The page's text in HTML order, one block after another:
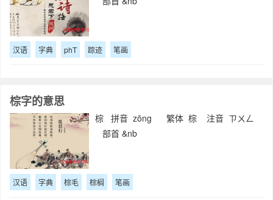
汉语 字典 phT 踪迹 笔画
棕字的意思
棕 拼音 zōng 繁体 棕 注音 ㄗㄨㄥ
部首 &nb
汉语 字典 棕毛 棕榈 笔画